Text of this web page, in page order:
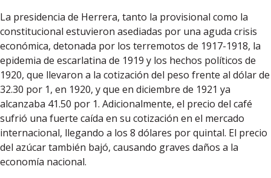
La presidencia de Herrera, tanto la provisional como la
constitucional estuvieron asediadas por una aguda crisis
económica, detonada por los terremotos de 1917-1918, la
epidemia de escarlatina de 1919 y los hechos políticos de
1920, que llevaron a la cotización del peso frente al dólar de
32.30 por 1, en 1920, y que en diciembre de 1921 ya
alcanzaba 41.50 por 1. Adicionalmente, el precio del café
sufrió una fuerte caída en su cotización en el mercado
internacional, llegando a los 8 dólares por quintal. El precio
del azúcar también bajó, causando graves daños a la
economía nacional.